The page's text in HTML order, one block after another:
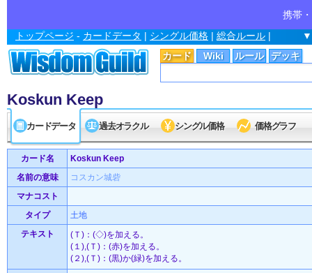
携帯
カード Wiki ルール デッキ
トップページ - カードデータ | シングル価格 | 総合ルール |
Koskun Keep
カードデータ 過去オラクル シングル価格 価格グラフ
カード名
Koskun Keep
名前の意味
コスカン城砦
マナコスト
タイプ
土地
テキスト
(Ｔ)：(◇)を加える。
(１),(Ｔ)：(赤)を加える。
(２),(Ｔ)：(黒)か(緑)を加える。